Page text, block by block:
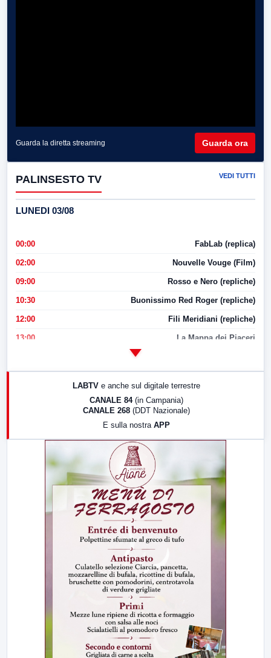
Guarda la diretta streaming Guarda ora
PALINSESTO TV VEDI TUTTI
LUNEDI 03/08
00:00 FabLab (replica)
02:00 Nouvelle Vouge (Film)
09:00 Rosso e Nero (repliche)
10:30 Buonissimo Red Roger (repliche)
12:00 Fili Meridiani (repliche)
13:00 La Mappa dei Piaceri
17:00 LabNews (replica)
LABTV e anche sul digitale terrestre
CANALE 84 (in Campania)
CANALE 268 (DDT Nazionale)
E sulla nostra APP